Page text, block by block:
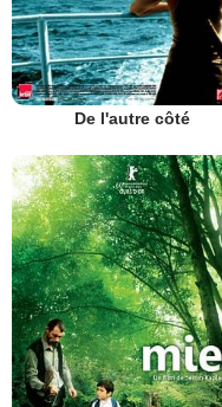
De l'autre côté